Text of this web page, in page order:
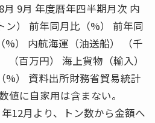
月 9月 年度暦年四半期月次 内
ン） 前年同月比（%） 前年同
%） 内航海運（油送船） （千
（百万円） 海上貨物（輸入）
%） 資料出所財務省貿易統計
値に自家用は含まない。
年12月より、トン数から金額へ